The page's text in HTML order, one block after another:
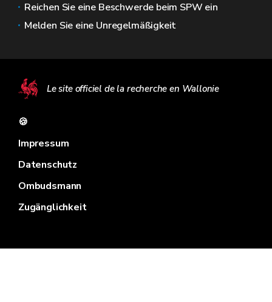
Reichen Sie eine Beschwerde beim SPW ein
Melden Sie eine Unregelmäßigkeit
Le site officiel de la recherche en Wallonie
🍪
Impressum
Datenschutz
Ombudsmann
Zugänglichkeit